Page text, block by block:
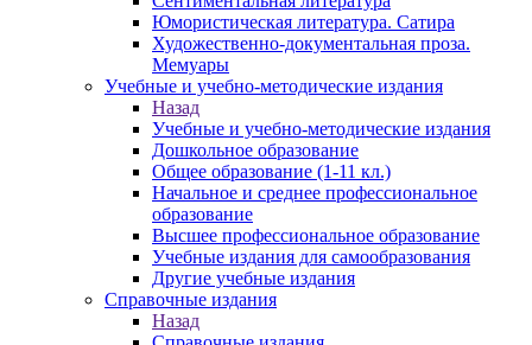
Юмористическая литература. Сатира
Художественно-документальная проза.
Мемуары
Учебные и учебно-методические издания
Назад
Учебные и учебно-методические издания
Дошкольное образование
Общее образование (1-11 кл.)
Начальное и среднее профессиональное
образование
Высшее профессиональное образование
Учебные издания для самообразования
Другие учебные издания
Справочные издания
Назад